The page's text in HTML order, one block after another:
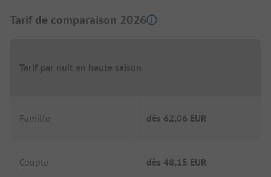
Tarif de comparaison 2026
Tarif par nuit en haute saison
Famille dès 62,06 EUR
Couple dès 48,15 EUR